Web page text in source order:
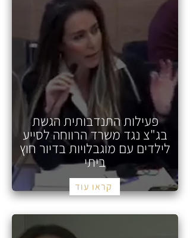
פעילות התנדבותית הגשת
בג"צ נגד משרד הרווחה לסייע
לילדים עם מוגבלויות בדיור חוץ
ביתי